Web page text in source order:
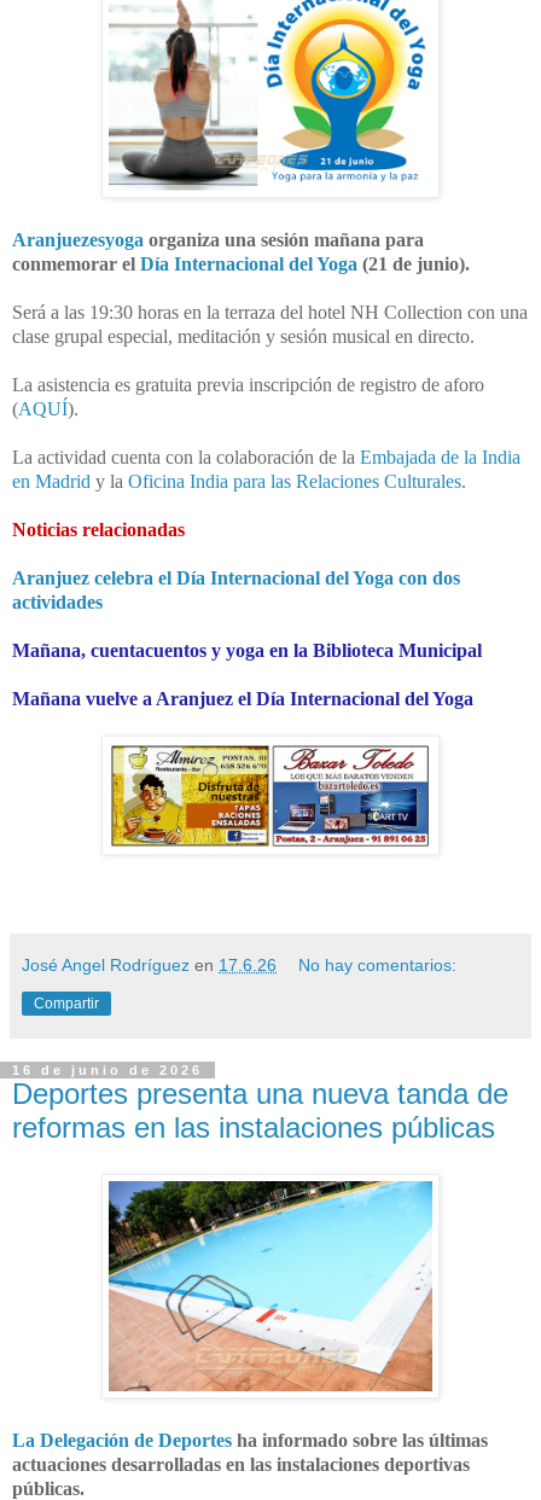
Aranjuezesyoga organiza una sesión mañana para
conmemorar el Día Internacional del Yoga (21 de junio).
Será a las 19:30 horas en la terraza del hotel NH Collection con una
clase grupal especial, meditación y sesión musical en directo.
La asistencia es gratuita previa inscripción de registro de aforo
(AQUÍ).
La actividad cuenta con la colaboración de la Embajada de la India
en Madrid y la Oficina India para las Relaciones Culturales.
Noticias relacionadas
Aranjuez celebra el Día Internacional del Yoga con dos
actividades
Mañana, cuentacuentos y yoga en la Biblioteca Municipal
Mañana vuelve a Aranjuez el Día Internacional del Yoga
José Angel Rodríguez en 17.6.26 No hay comentarios:
Compartir
16 de junio de 2026
Deportes presenta una nueva tanda de
reformas en las instalaciones públicas
La Delegación de Deportes ha informado sobre las últimas
actuaciones desarrolladas en las instalaciones deportivas
públicas.